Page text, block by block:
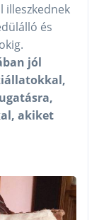
illeszkednek
és
jól
akiket